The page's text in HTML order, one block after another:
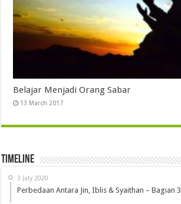
Belajar Menjadi Orang Sabar
13 March 2017
Timeline
3 July 2020
Perbedaan Antara Jin, Iblis & Syaithan – Bagian 3